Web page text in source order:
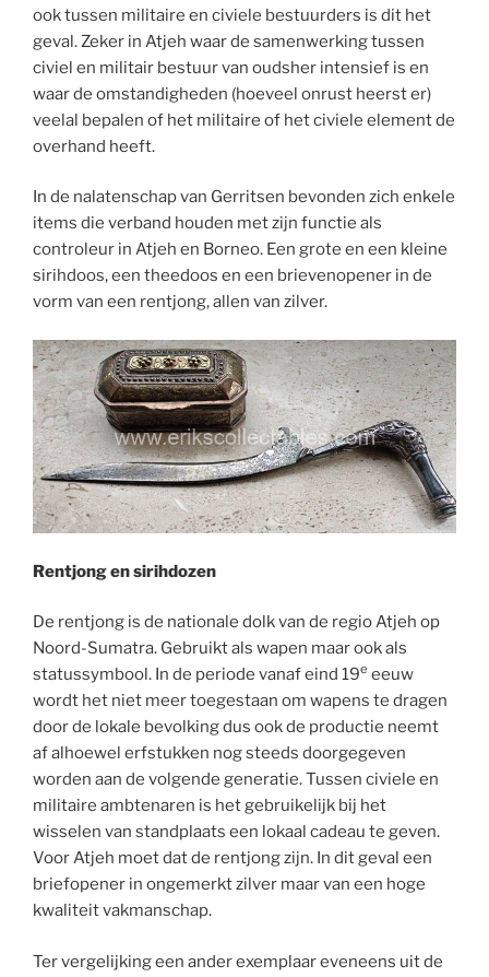
ook tussen militaire en civiele bestuurders is dit het
geval. Zeker in Atjeh waar de samenwerking tussen
civiel en militair bestuur van oudsher intensief is en
waar de omstandigheden (hoeveel onrust heerst er)
veelal bepalen of het militaire of het civiele element de
overhand heeft.
In de nalatenschap van Gerritsen bevonden zich enkele
items die verband houden met zijn functie als
controleur in Atjeh en Borneo. Een grote en een kleine
sirihdoos, een theedoos en een brievenopener in de
vorm van een rentjong, allen van zilver.
Rentjong en sirihdozen
De rentjong is de nationale dolk van de regio Atjeh op
Noord-Sumatra. Gebruikt als wapen maar ook als
statussymbool. In de periode vanaf eind 19e eeuw
wordt het niet meer toegestaan om wapens te dragen
door de lokale bevolking dus ook de productie neemt
af alhoewel erfstukken nog steeds doorgegeven
worden aan de volgende generatie. Tussen civiele en
militaire ambtenaren is het gebruikelijk bij het
wisselen van standplaats een lokaal cadeau te geven.
Voor Atjeh moet dat de rentjong zijn. In dit geval een
briefopener in ongemerkt zilver maar van een hoge
kwaliteit vakmanschap.
Ter vergelijking een ander exemplaar eveneens uit de